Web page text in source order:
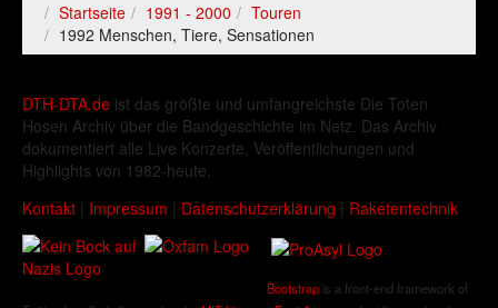
Startseite 1991 - 2000
Touren
1992 Menschen, Tiere, Sensationen
DTH-DTA.de ist das größte und umfangreichste Die Toten
Hosen Archiv über die Bandgeschichte im Netz. Das Archiv
dokumentiert alle Live Konzerte, Veröffentlichungen und
Highlights von 1982-heute.
Kontakt | Impressum | Datenschutzerklärung | Raketentechnik
Bootstrap is a front-end framework of